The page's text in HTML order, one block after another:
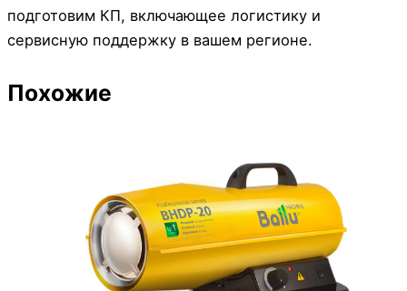
подготовим КП, включающее логистику и
сервисную поддержку в вашем регионе.
Похожие